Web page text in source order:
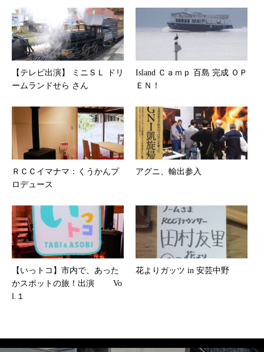
【テレビ出演】 ミニＳＬ ドリ
ームランドせら さん
Island Ｃａｍｐ 百島 完成 ＯＰ
ＥＮ！
ＲＣＣイマナマ：くうかんプ
ロデュース
アグニ、輸出参入
【いっトコ】市内で、あった
かスポットの旅！出演 Vo
l.１
花よりガッツ in 安芸中野